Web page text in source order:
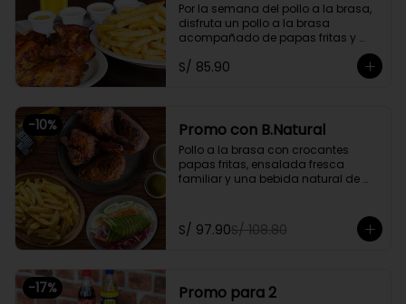
Por la semana del pollo a la brasa,
disfruta un pollo a la brasa
acompañado de papas fritas y
Promoción exclusiva para llevar o
S/ 85.90
-10% Promo con B.Natural
Pollo a la brasa con crocantes
papas fritas, ensalada fresca
familiar y una bebida natural de
Promoción exclusiva para llevar o
delivery
S/ 97.90S/ 108.80
-17% Promo para 2